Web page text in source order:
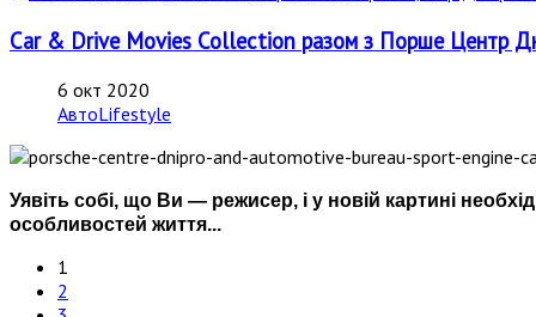
Car & Drive Movies Collection разом з Порше Центр
6 окт 2020
АвтоLifestyle
Уявіть собі, що Ви — режисер, і у новій картині
особливостей життя...
1
2